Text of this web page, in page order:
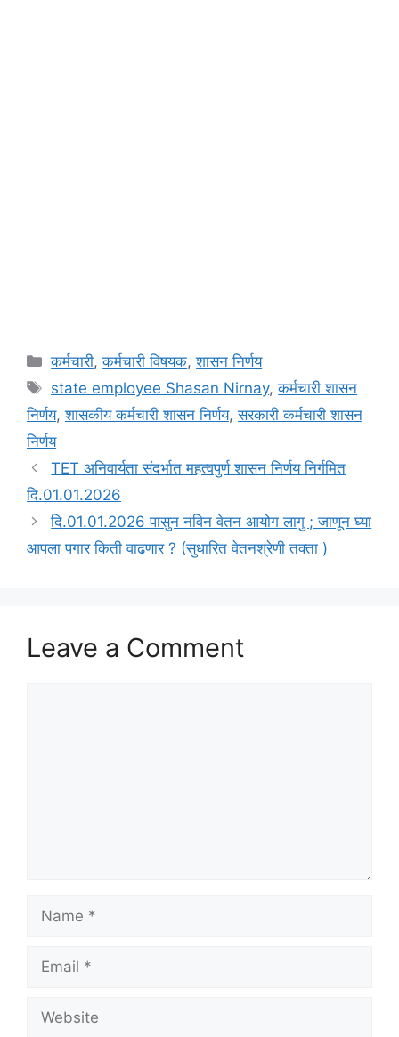
Categories
कर्मचारी,कर्मचारी विषयक,शासन निर्णय
Tags
state employee Shasan Nirnay,कर्मचारी शासन
निर्णय,शासकीय कर्मचारी शासन निर्णय,सरकारी कर्मचारी शासन
निर्णय
TET अनिवार्यता संदर्भात महत्वपुर्ण शासन निर्णय निर्गमित
दि.01.01.2026
दि.01.01.2026 पासुन नविन वेतन आयोग लागु ; जाणून घ्या
आपला पगार किती वाढणार ? (सुधारित वेतनश्रेणी तक्ता )
Leave a Comment